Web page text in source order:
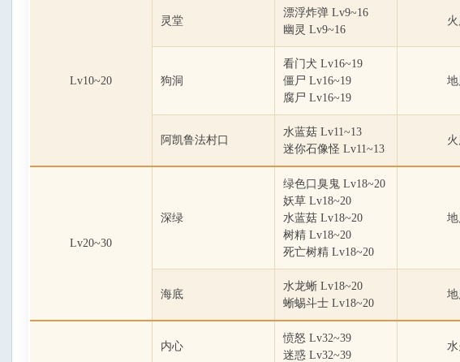
Lv10~20
灵堂
漂浮炸弹 Lv9~16
幽灵 Lv9~16
狗洞
看门犬 Lv16~19
僵尸 Lv16~19
腐尸 Lv16~19
阿凯鲁法村口
水蓝菇 Lv11~13
迷你石像怪 Lv11~13
Lv20~30
深绿
绿色口臭鬼 Lv18~20
妖草 Lv18~20
水蓝菇 Lv18~20
树精 Lv18~20
死亡树精 Lv18~20
海底
水龙蜥 Lv18~20
蜥蜴斗士 Lv18~20
内心
愤怒 Lv32~39
迷惑 Lv32~39
水